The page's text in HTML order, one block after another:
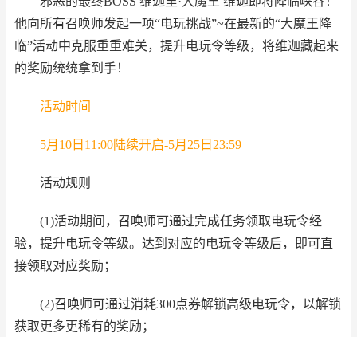
他向所有召唤师发起一项“电玩挑战”~在最新的“大魔王降
临”活动中克服重重难关，提升电玩令等级，将维迦藏起来
的奖励统统拿到手！
活动时间
5月10日11:00陆续开启-5月25日23:59
活动规则
(1)活动期间，召唤师可通过完成任务领取电玩令经
验，提升电玩令等级。达到对应的电玩令等级后，即可直
接领取对应奖励；
(2)召唤师可通过消耗300点券解锁高级电玩令，以解锁
获取更多更稀有的奖励；